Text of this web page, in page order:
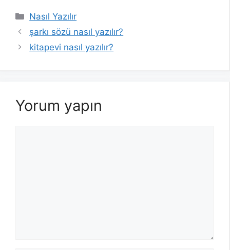
Kategoriler
Nasıl Yazılır
şarkı sözü nasıl yazılır?
kitapevi nasıl yazılır?
Yorum yapın